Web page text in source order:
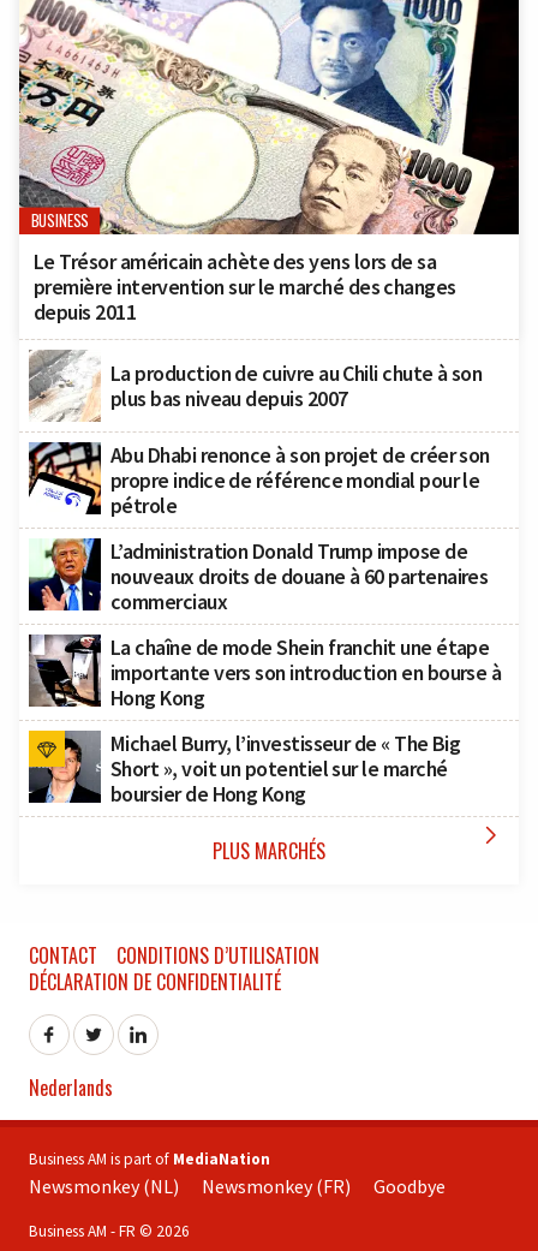
BUSINESS
Le Trésor américain achète des yens lors de sa
première intervention sur le marché des changes
depuis 2011
La production de cuivre au Chili chute à son
plus bas niveau depuis 2007
Abu Dhabi renonce à son projet de créer son
propre indice de référence mondial pour le
pétrole
L’administration Donald Trump impose de
nouveaux droits de douane à 60 partenaires
commerciaux
La chaîne de mode Shein franchit une étape
importante vers son introduction en bourse à
Hong Kong
Michael Burry, l’investisseur de « The Big
Short », voit un potentiel sur le marché
boursier de Hong Kong
PLUS MARCHÉS 
CONTACT
CONDITIONS D’UTILISATION
DÉCLARATION DE CONFIDENTIALITÉ
Nederlands
Business AM is part of MediaNation
Newsmonkey (NL) Newsmonkey (FR) Goodbye
Business AM - FR © 2026